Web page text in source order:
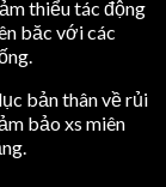
thiểu tác động
băc với các
bản thân về rủi
bảo xs miên